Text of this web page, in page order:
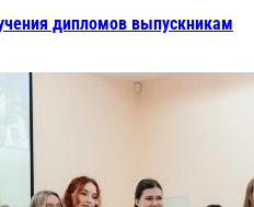
дипломов выпускникам